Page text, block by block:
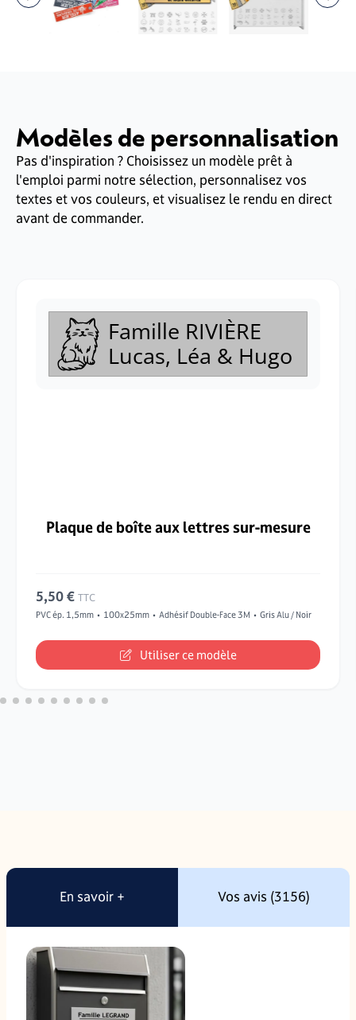
Modèles de personnalisation
Pas d'inspiration ? Choisissez un modèle prêt à
l'emploi parmi notre sélection, personnalisez vos
textes et vos couleurs, et visualisez le rendu en direct
avant de commander.
Famille RIVIÈRE
Lucas, Léa & Hugo
Plaque de boîte aux lettres sur-mesure
5,50 € TTC
PVC ép. 1,5mm 100x25mm Adhésif Double-Face 3M Gris Alu / Noir
Utiliser ce modèle
En savoir + Vos avis (3156)